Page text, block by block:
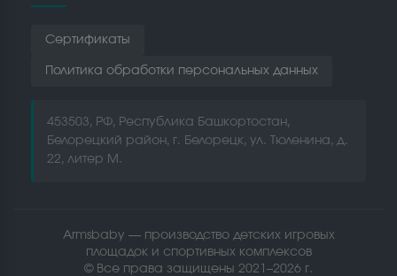
Сертификаты
Политика обработки персональных данных
453503, РФ, Республика Башкортостан,
Белорецкий район, г. Белорецк, ул. Тюленина, д.
22, литер М.
Armsbaby — производство детских игровых
площадок и спортивных комплексов
© Все права защищены 2021–2026 г.